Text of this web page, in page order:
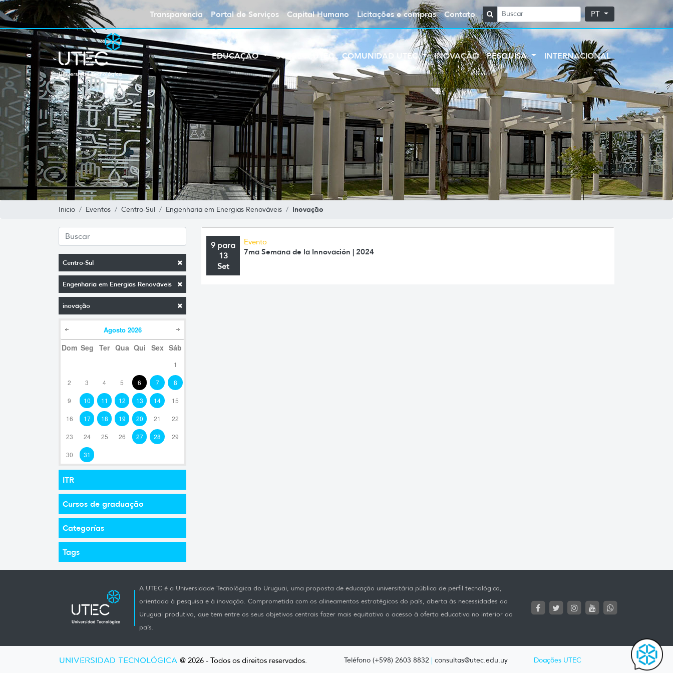
Transparencia Portal de Serviços Capital Humano Licitações e compras Contato PT
EDUCAÇÃO SOBRE A UTEC COMUNIDAD UTEC INOVAÇÃO PESQUISA INTERNACIONAL
Inicio Eventos Centro-Sul Engenharia em Energias Renováveis Inovação
Centro-Sul
Engenharia em Energias Renováveis
inovação
Agosto 2026
Dom Seg Ter Qua Qui Sex Sáb
1
2 3 4 5 6 7 8
9 10 11 12 13 14 15
16 17 18 19 20 21 22
23 24 25 26 27 28 29
30 31
ITR
Cursos de graduação
Categorías
Tags
9 para
13
Set
Evento
7ma Semana de la Innovación | 2024
A UTEC é a Universidade Tecnológica do Uruguai, uma proposta de educação universitária pública de perfil tecnológico,
orientada à pesquisa e à inovação. Comprometida com os alineamentos estratégicos do país, aberta às necessidades do
Uruguai produtivo, que tem entre os seus objetivos centrais fazer mais equitativo o acesso à oferta educativa no interior do
país.
UNIVERSIDAD TECNOLÓGICA @ 2026 - Todos os direitos reservados. Teléfono (+598) 2603 8832 | consultas@utec.edu.uy Doações UTEC